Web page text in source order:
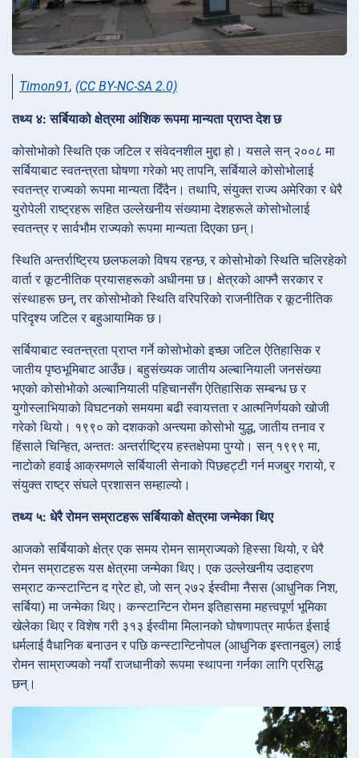
Timon91, (CC BY-NC-SA 2.0)
तथ्य ४: सर्बियाको क्षेत्रमा आंशिक रूपमा मान्यता प्राप्त देश छ
कोसोभोको स्थिति एक जटिल र संवेदनशील मुद्दा हो। यसले सन् २००८ मा
सर्बियाबाट स्वतन्त्रता घोषणा गरेको भए तापनि, सर्बियाले कोसोभोलाई
स्वतन्त्र राज्यको रूपमा मान्यता दिँदैन। तथापि, संयुक्त राज्य अमेरिका र धेरै
युरोपेली राष्ट्रहरू सहित उल्लेखनीय संख्यामा देशहरूले कोसोभोलाई
स्वतन्त्र र सार्वभौम राज्यको रूपमा मान्यता दिएका छन्।
स्थिति अन्तर्राष्ट्रिय छलफलको विषय रहन्छ, र कोसोभोको स्थिति चलिरहेको
वार्ता र कूटनीतिक प्रयासहरूको अधीनमा छ। क्षेत्रको आफ्नै सरकार र
संस्थाहरू छन्, तर कोसोभोको स्थिति वरिपरिको राजनीतिक र कूटनीतिक
परिदृश्य जटिल र बहुआयामिक छ।
सर्बियाबाट स्वतन्त्रता प्राप्त गर्ने कोसोभोको इच्छा जटिल ऐतिहासिक र
जातीय पृष्ठभूमिबाट आउँछ। बहुसंख्यक जातीय अल्बानियाली जनसंख्या
भएको कोसोभोको अल्बानियाली पहिचानसँग ऐतिहासिक सम्बन्ध छ र
युगोस्लाभियाको विघटनको समयमा बढी स्वायत्तता र आत्मनिर्णयको खोजी
गरेको थियो। १९९० को दशकको अन्त्यमा कोसोभो युद्ध, जातीय तनाव र
हिंसाले चिन्हित, अन्ततः अन्तर्राष्ट्रिय हस्तक्षेपमा पुग्यो। सन् १९९९ मा,
नाटोको हवाई आक्रमणले सर्बियाली सेनाको पिछहट्टी गर्न मजबुर गरायो, र
संयुक्त राष्ट्र संघले प्रशासन सम्हाल्यो।
तथ्य ५: धेरै रोमन सम्राटहरू सर्बियाको क्षेत्रमा जन्मेका थिए
आजको सर्बियाको क्षेत्र एक समय रोमन साम्राज्यको हिस्सा थियो, र धेरै
रोमन सम्राटहरू यस क्षेत्रमा जन्मेका थिए। एक उल्लेखनीय उदाहरण
सम्राट कन्स्टान्टिन द ग्रेट हो, जो सन् २७२ ईस्वीमा नैसस (आधुनिक निश,
सर्बिया) मा जन्मेका थिए। कन्स्टान्टिन रोमन इतिहासमा महत्त्वपूर्ण भूमिका
खेलेका थिए र विशेष गरी ३१३ ईस्वीमा मिलानको घोषणापत्र मार्फत ईसाई
धर्मलाई वैधानिक बनाउन र पछि कन्स्टान्टिनोपल (आधुनिक इस्तानबुल) लाई
रोमन साम्राज्यको नयाँ राजधानीको रूपमा स्थापना गर्नका लागि प्रसिद्ध
छन्।